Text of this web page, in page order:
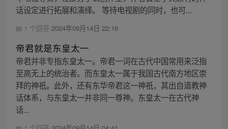
话设定进行拓展和演绎。 等待电视剧的同时，也可...
1 个回答 2024年09月14日 22:16
帝君就是东皇太一
帝君并非专指东皇太一。帝君一词在古代中国常用来泛指
至高无上的统治者。而东皇太一属于我国古代南方地区崇
拜的神祇。此外，还有东华帝君这一神祇，其出自道教神
话体系，与东皇太一并非同一尊神。东皇太一在古代神
话...